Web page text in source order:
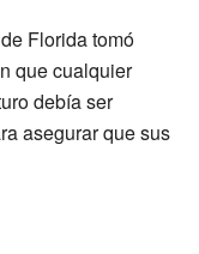
Florida tomó
que cualquier
debía ser
asegurar que sus